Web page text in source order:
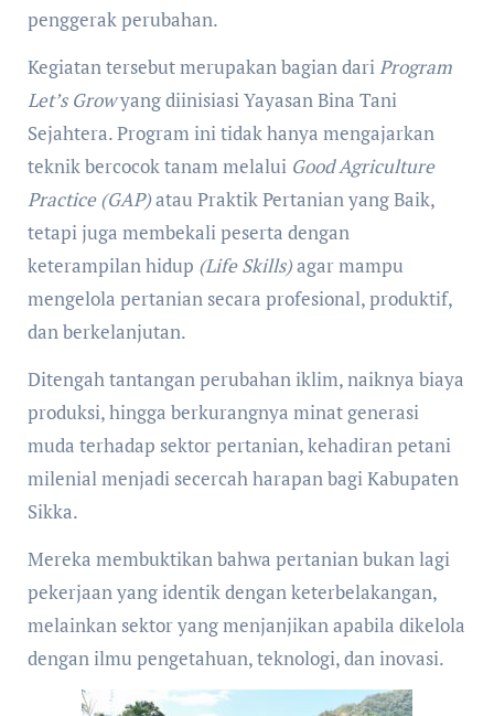
penggerak perubahan.
Kegiatan tersebut merupakan bagian dariProgram
Let’s Growyang diinisiasi Yayasan Bina Tani
Sejahtera. Program ini tidak hanya mengajarkan
teknik bercocok tanam melalui Good Agriculture
Practice (GAP)atau Praktik Pertanian yang Baik,
tetapi juga membekali peserta dengan
keterampilan hidup (Life Skills)agar mampu
mengelola pertanian secara profesional, produktif,
dan berkelanjutan.
Ditengah tantangan perubahan iklim, naiknya biaya
produksi, hingga berkurangnya minat generasi
muda terhadap sektor pertanian, kehadiran petani
milenial menjadi secercah harapan bagi Kabupaten
Sikka.
Mereka membuktikan bahwa pertanian bukan lagi
pekerjaan yang identik dengan keterbelakangan,
melainkan sektor yang menjanjikan apabila dikelola
dengan ilmu pengetahuan, teknologi, dan inovasi.